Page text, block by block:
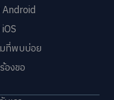
ที่พบบ่อย
องขอ